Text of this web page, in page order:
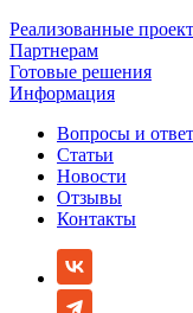
Реализованные
Партнерам
Готовые решения
Информация
Вопросы и
Статьи
Новости
Отзывы
Контакты